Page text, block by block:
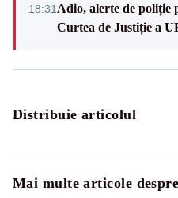
18:31 Adio, alerte de poliție
Curtea de Justiție a
Distribuie articolul
Mai multe articole despre